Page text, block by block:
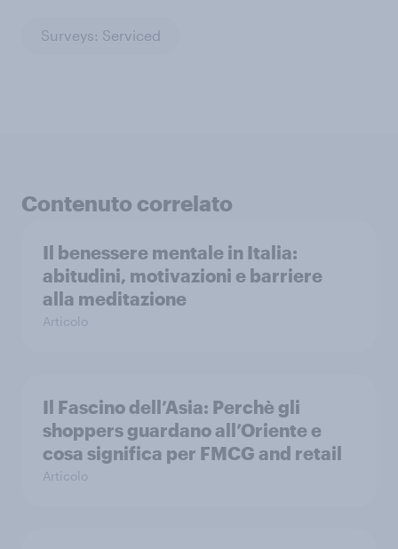
Surveys: Serviced
Contenuto correlato
Il benessere mentale in Italia:
abitudini, motivazioni e barriere
alla meditazione
Articolo
Il Fascino dell’Asia: Perchè gli
shoppers guardano all’Oriente e
cosa significa per FMCG and retail
Articolo